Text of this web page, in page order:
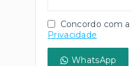
Concordo com a
Privacidade
WhatsApp